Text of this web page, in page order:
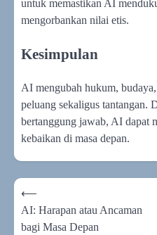
untuk memastikan AI
mengorbankan nilai etis.
Kesimpulan
AI mengubah hukum,
peluang sekaligus tantangan.
bertanggung jawab, AI dapat
kebaikan di masa depan.
Navigasi
pos
⟵
AI: Harapan atau Ancaman
bagi Masa Depan